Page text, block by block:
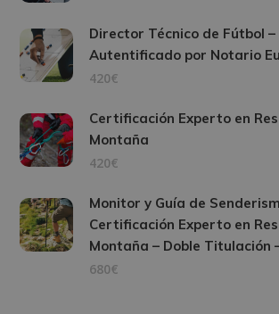
Director Técnico de Fútbol –
Autentificado por Notario
420€
Certificación Experto en
Montaña
420€
Monitor y Guía de
Certificación Experto en
Montaña – Doble Titulación
680€